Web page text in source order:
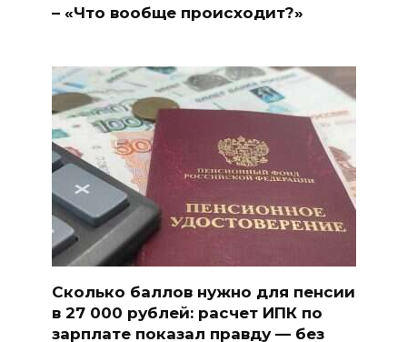
– «Что вообще происходит?»
Сколько баллов нужно для пенсии
в 27 000 рублей: расчет ИПК по
зарплате показал правду — без